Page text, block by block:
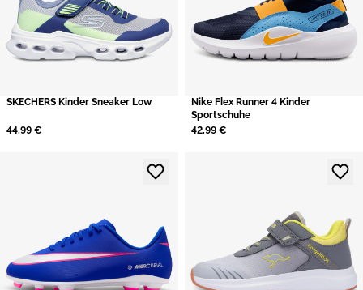
SKECHERS Kinder Sneaker Low
44,99 €
Nike Flex Runner 4 Kinder
Sportschuhe
42,99 €